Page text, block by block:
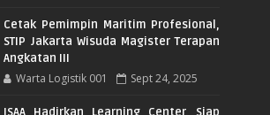
Cetak Pemimpin Maritim Profesional,
STIP Jakarta Wisuda Magister Terapan
Angkatan III
Warta Logistik 001 Sept 24, 2025